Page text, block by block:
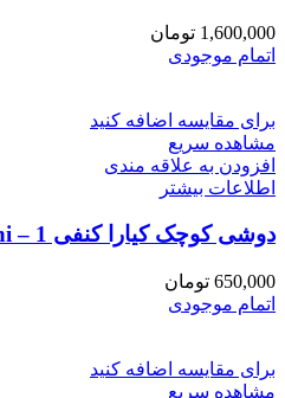
1,600,000 تومان
اتمام موجودی
برای مقایسه اضافه کنید
مشاهده سریع
افزودن به علاقه مندی
اطلاعات بیشتر
دوشی کوچک کیارا کنفی 1 – Chiara Ferragni
650,000 تومان
اتمام موجودی
برای مقایسه اضافه کنید
مشاهده سریع